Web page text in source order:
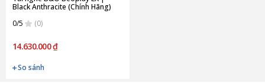
Black Anthracite (Chính Hãng)
0/5
(0)
14.630.000 ₫
So sánh